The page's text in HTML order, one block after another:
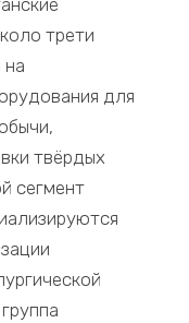
трети
на
для
твёрдых
сегмент